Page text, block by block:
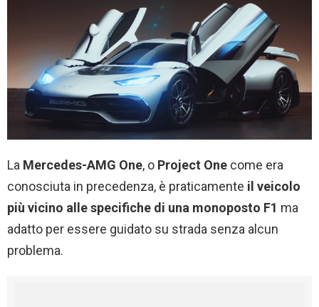
La Mercedes-AMG One, o Project One come era
conosciuta in precedenza, è praticamente il veicolo
più vicino alle specifiche di una monoposto F1 ma
adatto per essere guidato su strada senza alcun
problema.